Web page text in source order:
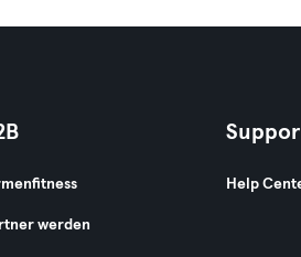
werden
Help